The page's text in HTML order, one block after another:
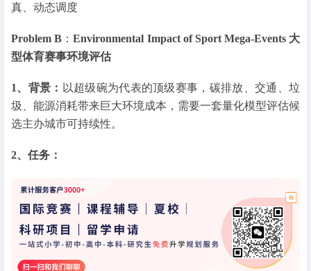
真、动态调度
Problem B ：Environmental Impact of Sport Mega-Events 大
型体育赛事环境评估
1、背景： 以超级碗为代表的顶级赛事，碳排放、交通、垃
圾、能源消耗带来巨大环境成本，需要一套量化模型评估候
选主办城市可持续性。
2、任务：